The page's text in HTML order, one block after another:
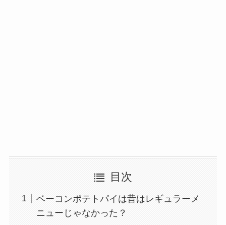
目次
ベーコンポテトパイは昔はレギュラーメ
ニューじゃなかった？